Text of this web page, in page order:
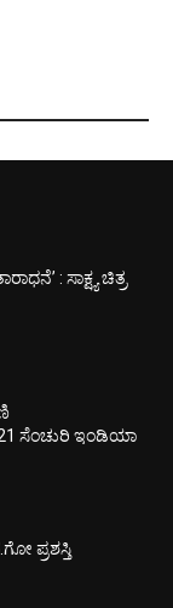
: ಸಾಕ್ಷ್ಯ ಚಿತ್ರ
ಸೆಂಚುರಿ ಇಂಡಿಯಾ
ಪ್ರಶಸ್ತಿ